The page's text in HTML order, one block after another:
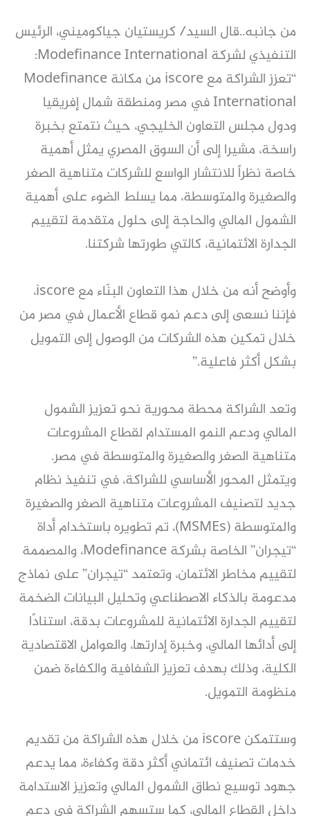
من جانبه..قال السيد/ كريستيان جياكوميني، الرئيس
التنفيذي لشركة Modefinance International:
“تعزز الشراكة مع iscore من مكانة Modefinance
International في مصر ومنطقة شمال إفريقيا
ودول مجلس التعاون الخليجي، حيث نتمتع بخبرة
راسخة، مشيرا إلى أن السوق المصري يمثل أهمية
خاصة نظراً للانتشار الواسع للشركات متناهية الصغر
والصغيرة والمتوسطة، مما يسلط الضوء على أهمية
الشمول المالي والحاجة إلى حلول متقدمة لتقييم
الجدارة الائتمانية، كالتي طورتها شركتنا.
وأوضح أنه من خلال هذا التعاون البنّاء مع iscore،
فإننا نسعى إلى دعم نمو قطاع الأعمال في مصر من
خلال تمكين هذه الشركات من الوصول إلى التمويل
بشكل أكثر فاعلية.”
وتعد الشراكة محطة محورية نحو تعزيز الشمول
المالي ودعم النمو المستدام لقطاع المشروعات
متناهية الصغر والصغيرة والمتوسطة في مصر.
ويتمثل المحور الأساسي للشراكة، في تنفيذ نظام
جديد لتصنيف المشروعات متناهية الصغر والصغيرة
والمتوسطة (MSMEs)، تم تطويره باستخدام أداة
“تيجران” الخاصة بشركة Modefinance، والمصممة
لتقييم مخاطر الائتمان، وتعتمد “تيجران” على نماذج
مدعومة بالذكاء الاصطناعي وتحليل البيانات الضخمة
لتقييم الجدارة الائتمانية للمشروعات بدقة، استنادًا
إلى أدائها المالي، وخبرة إدارتها، والعوامل الاقتصادية
الكلية، وذلك بهدف تعزيز الشفافية والكفاءة ضمن
منظومة التمويل.
وستتمكن iscore من خلال هذه الشراكة من تقديم
خدمات تصنيف ائتماني أكثر دقة وكفاءة، مما يدعم
جهود توسيع نطاق الشمول المالي وتعزيز الاستدامة
داخل القطاع المالي، كما ستسهم الشراكة في دعم